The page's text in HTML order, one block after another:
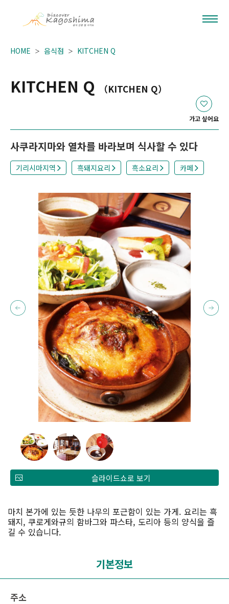
HOME 음식점 KITCHEN Q
KITCHEN Q （KITCHEN Q）
가고 싶어요
사쿠라지마와 열차를 바라보며 식사할 수 있다
기리시마지역 흑돼지요리 흑소요리 카페
슬라이드쇼로 보기
마치 본가에 있는 듯한 나무의 포근함이 있는 가게. 요리는 흑
돼지, 쿠로게와규의 함바그와 파스타, 도리아 등의 양식을 즐
길 수 있습니다.
기본정보
주소